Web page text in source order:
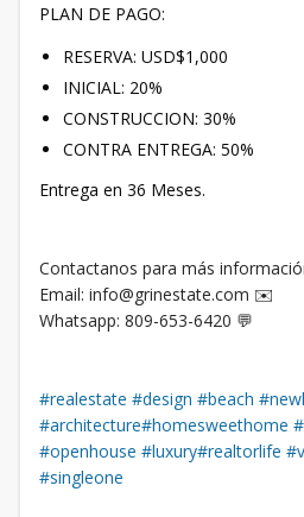
PLAN DE PAGO:
RESERVA: USD$1,000
INICIAL: 20%
CONSTRUCCION: 30%
CONTRA ENTREGA: 50%
Entrega en 36 Meses.
​Contactanos para más
​Email: info@grinestate.com ✉️
​Whatsapp: 809-653-6420 💬
#realestate #design #beach
#architecture#homesweethome
#openhouse #luxury#realtorlife
#singleone